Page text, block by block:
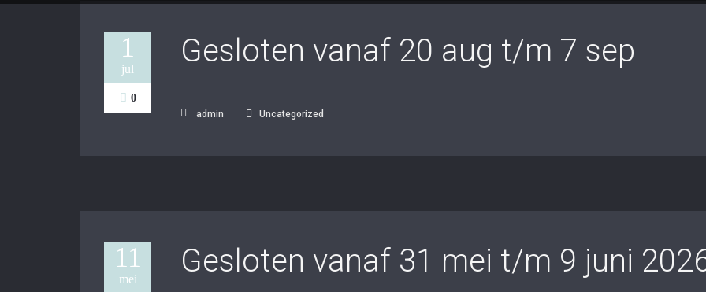
1
jul
0
Gesloten vanaf 20 aug t/m 7 sep
admin Uncategorized
11
mei Gesloten vanaf 31 mei t/m 9 juni